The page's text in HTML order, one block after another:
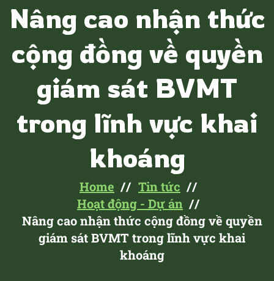
Nâng cao nhận thức
cộng đồng về quyền
giám sát BVMT
trong lĩnh vực khai
khoáng
Home
Tin tức
Hoạt động - Dự án
Nâng cao nhận thức cộng đồng về quyền
giám sát BVMT trong lĩnh vực khai
khoáng